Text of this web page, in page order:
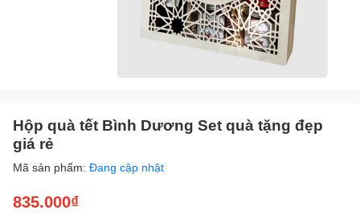
Hộp quà tết Bình Dương Set quà tặng đẹp
giá rẻ
Mã sản phẩm: Đang cập nhật
835.000₫